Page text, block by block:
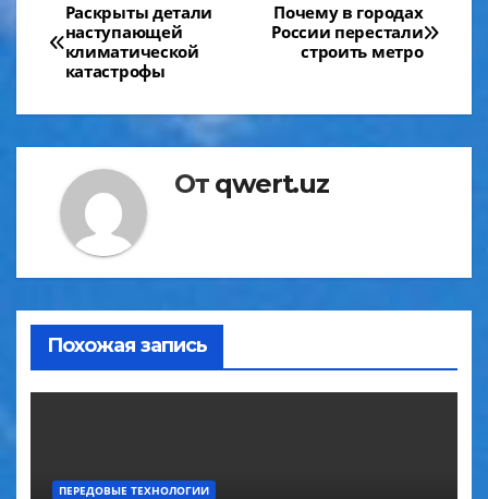
Навигация
по
записям
Почему в городах
России перестали
строить метро
Раскрыты детали
наступающей
климатической
катастрофы
От qwert.uz
Похожая запись
ПЕРЕДОВЫЕ ТЕХНОЛОГИИ